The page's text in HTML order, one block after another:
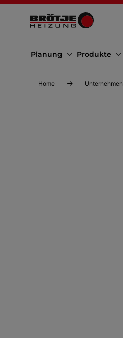
Planung Produkte
Home Unternehmen